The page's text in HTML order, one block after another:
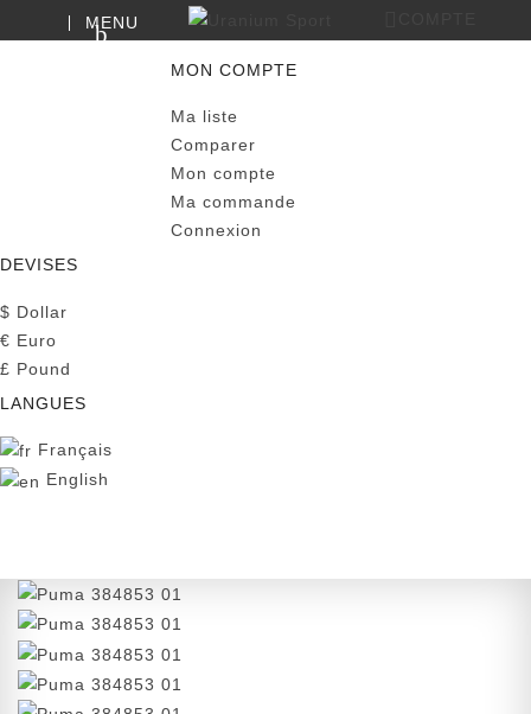
MENU
MON COMPTE
Ma liste
Comparer
Mon compte
Ma commande
Connexion
DEVISES
$ Dollar
€ Euro
£ Pound
LANGUES
Français
English